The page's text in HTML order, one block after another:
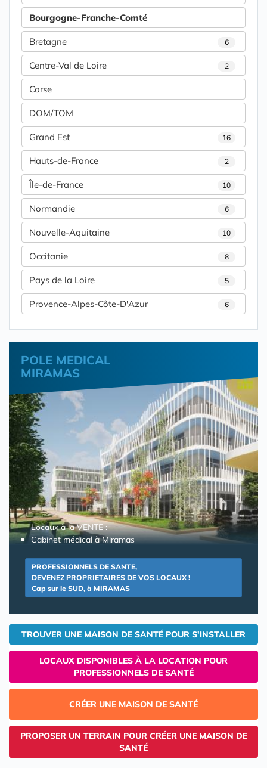
Bourgogne-Franche-Comté
Bretagne 6
Centre-Val de Loire 2
Corse
DOM/TOM
Grand Est 16
Hauts-de-France 2
Île-de-France 10
Normandie 6
Nouvelle-Aquitaine 10
Occitanie 8
Pays de la Loire 5
Provence-Alpes-Côte-D'Azur 6
POLE MEDICAL
MIRAMAS
Locaux à la VENTE :
Cabinet médical à Miramas
PROFESSIONNELS DE SANTE,
DEVENEZ PROPRIETAIRES DE VOS LOCAUX !
Cap sur le SUD, à MIRAMAS
TROUVER UNE MAISON DE SANTÉ POUR S'INSTALLER
LOCAUX DISPONIBLES À LA LOCATION POUR
PROFESSIONNELS DE SANTÉ
CRÉER UNE MAISON DE SANTÉ
PROPOSER UN TERRAIN POUR CRÉER UNE MAISON DE
SANTÉ